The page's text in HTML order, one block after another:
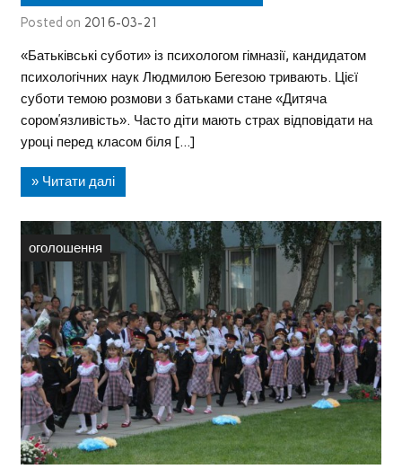
Posted on 2016-03-21
«Батьківські суботи» із психологом гімназії, кандидатом
психологічних наук Людмилою Бегезою тривають. Цієї
суботи темою розмови з батьками стане «Дитяча
сором’язливість». Часто діти мають страх відповідати на
уроці перед класом біля […]
» Читати далі
оголошення